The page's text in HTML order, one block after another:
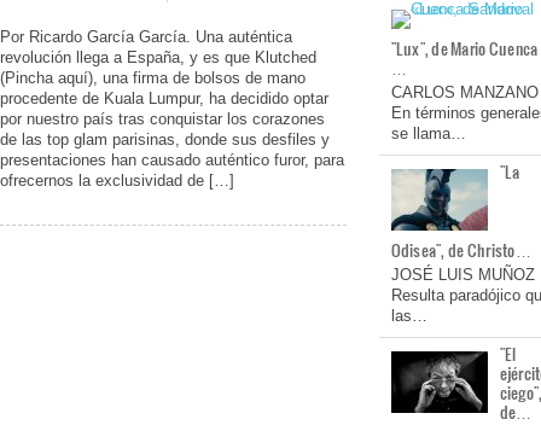
Por Ricardo García García. Una auténtica
revolución llega a España, y es que Klutched
(Pincha aquí), una firma de bolsos de mano
procedente de Kuala Lumpur, ha decidido optar
por nuestro país tras conquistar los corazones
de las top glam parisinas, donde sus desfiles y
presentaciones han causado auténtico furor, para
ofrecernos la exclusividad de […]
"Lux", de Mario Cuenca
…
CARLOS MANZANO
En términos
se llama…
"La
Odisea", de Christo…
JOSÉ LUIS MUÑOZ
Resulta paradójico
las…
"El
de…